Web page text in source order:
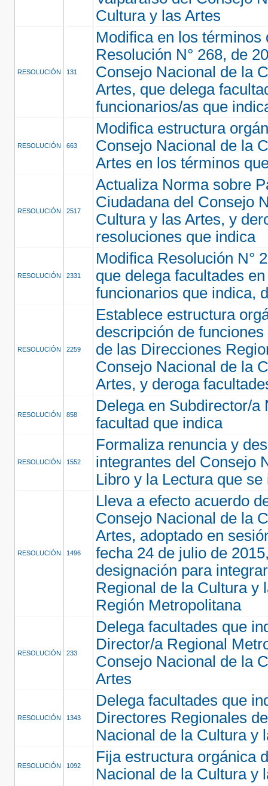
Cultura y las Artes
RESOLUCIÓN 131
Modifica en los términos
Resolución N° 268, de
Consejo Nacional de la
Artes, que delega
funcionarios/as que
RESOLUCIÓN 663
Modifica estructura
Consejo Nacional de la
Artes en los términos
RESOLUCIÓN 2517
Actualiza Norma sobre
Ciudadana del Consejo
Cultura y las Artes, y
resoluciones que indica
RESOLUCIÓN 2331
Modifica Resolución N°
que delega facultades
funcionarios que indica,
RESOLUCIÓN 2259
Establece estructura
descripción de
de las Direcciones
Consejo Nacional de la
Artes, y deroga
RESOLUCIÓN 858
Delega en Subdirector/a
facultad que indica
RESOLUCIÓN 1552
Formaliza renuncia y
integrantes del Consejo
Libro y la Lectura que se
RESOLUCIÓN 1496
Lleva a efecto acuerdo
Consejo Nacional de la
Artes, adoptado en
fecha 24 de julio de
designación para
Regional de la Cultura y
Región Metropolitana
RESOLUCIÓN 233
Delega facultades que
Director/a Regional
Consejo Nacional de la
Artes
RESOLUCIÓN 1343
Delega facultades que
Directores Regionales
Nacional de la Cultura y
RESOLUCIÓN 1092
Fija estructura orgánica
Nacional de la Cultura y